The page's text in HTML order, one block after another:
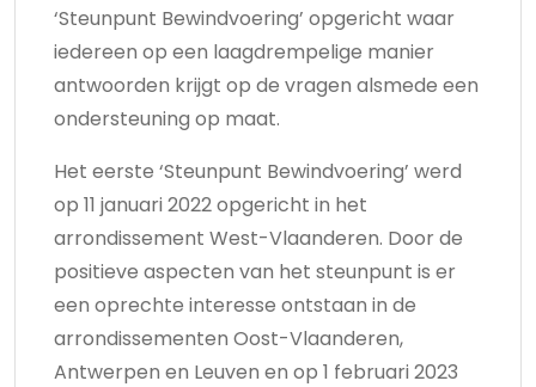
‘Steunpunt Bewindvoering’ opgericht waar
iedereen op een laagdrempelige manier
antwoorden krijgt op de vragen alsmede een
ondersteuning op maat.
Het eerste ‘Steunpunt Bewindvoering’ werd
op 11 januari 2022 opgericht in het
arrondissement West-Vlaanderen. Door de
positieve aspecten van het steunpunt is er
een oprechte interesse ontstaan in de
arrondissementen Oost-Vlaanderen,
Antwerpen en Leuven en op 1 februari 2023